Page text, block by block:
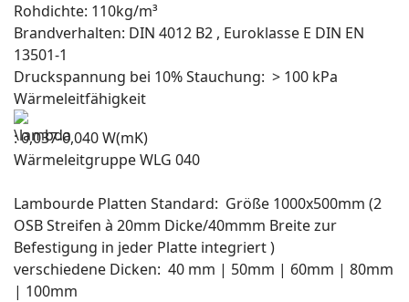
Rohdichte: 110kg/m³
Brandverhalten: DIN 4012 B2 , Euroklasse E DIN EN
13501-1
Druckspannung bei 10% Stauchung: > 100 kPa
Wärmeleitfähigkeit
: 0,037-0,040 W(mK)
Wärmeleitgruppe WLG 040
Lambourde Platten Standard: Größe 1000x500mm (2
OSB Streifen à 20mm Dicke/40mmm Breite zur
Befestigung in jeder Platte integriert )
verschiedene Dicken: 40 mm | 50mm | 60mm | 80mm
| 100mm